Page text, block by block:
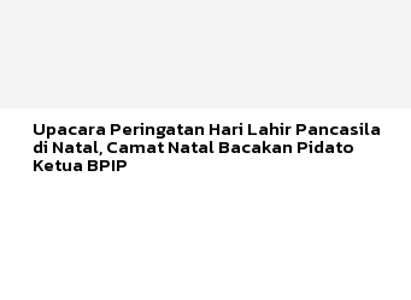
Upacara Peringatan Hari Lahir Pancasila
di Natal, Camat Natal Bacakan Pidato
Ketua BPIP